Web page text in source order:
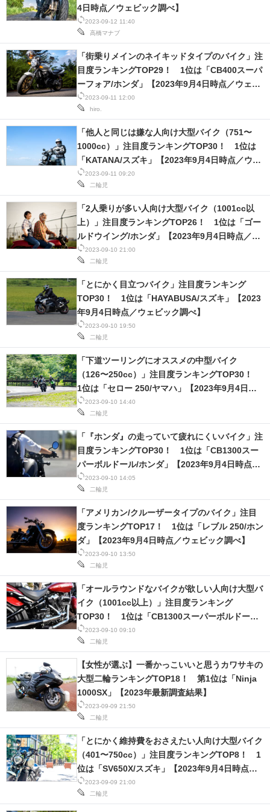
2023-09-12 11:40
高橋マナブ
4日時点／ウェビック調べ】
2023-09-11 12:00
hiro.
「街乗りメインのネイキッドタイプのバイク」注
目度ランキングTOP29！ 1位は「CB400スーパ
ーフォア/ホンダ」【2023年9月4日時点／ウェビ
ック調べ】
2023-09-11 09:20
二輪児
「他人と同じは嫌な人向け大型バイク（751〜
1000cc）」注目度ランキングTOP30！ 1位は
「KATANA/スズキ」【2023年9月4日時点／ウェ
ビック調べ】
2023-09-10 21:00
二輪児
「2人乗りが多い人向け大型バイク（1001cc以
上）」注目度ランキングTOP26！ 1位は「ゴー
ルドウイング/ホンダ」【2023年9月4日時点／ウ
ェビック調べ】
2023-09-10 19:50
二輪児
「とにかく目立つバイク」注目度ランキング
TOP30！ 1位は「HAYABUSA/スズキ」【2023
年9月4日時点／ウェビック調べ】
2023-09-10 14:40
二輪児
「下道ツーリングにオススメの中型バイク
（126〜250cc）」注目度ランキングTOP30！
1位は「セロー 250/ヤマハ」【2023年9月4日時
点／ウェビック調べ】
2023-09-10 14:05
二輪児
「『ホンダ』の走っていて疲れにくいバイク」注
目度ランキングTOP30！ 1位は「CB1300スー
パーボルドール/ホンダ」【2023年9月4日時点／
ウェビック調べ】
2023-09-10 13:50
二輪児
「アメリカン/クルーザータイプのバイク」注目
度ランキングTOP17！ 1位は「レブル 250/ホン
ダ」【2023年9月4日時点／ウェビック調べ】
2023-09-10 09:10
二輪児
「オールラウンドなバイクが欲しい人向け大型バ
イク（1001cc以上）」注目度ランキング
TOP30！ 1位は「CB1300スーパーボルドール/
ホンダ」【2023年9月4日時点／ウェビック調
べ】
2023-09-09 21:50
二輪児
【女性が選ぶ】一番かっこいいと思うカワサキの
大型二輪ランキングTOP18！ 第1位は「Ninja
1000SX」【2023年最新調査結果】
2023-09-09 21:00
二輪児
「とにかく維持費をおさえたい人向け大型バイク
（401〜750cc）」注目度ランキングTOP8！ 1
位は「SV650X/スズキ」【2023年9月4日時点／
ウェビック調べ】